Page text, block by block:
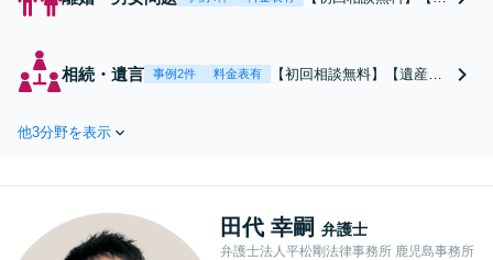
でいる方は多いです。
す。まずはお気軽にご
相談ください。
相続・遺言 事例2件 料金表有
【初回相談無料】【遺産分
だけで解決するのはとても
負えないと感じたら、お早
めにご相談ください。
他3分野を表示
田代 幸嗣 弁護士
弁護士法人平松剛法律事務所 鹿児島事務所